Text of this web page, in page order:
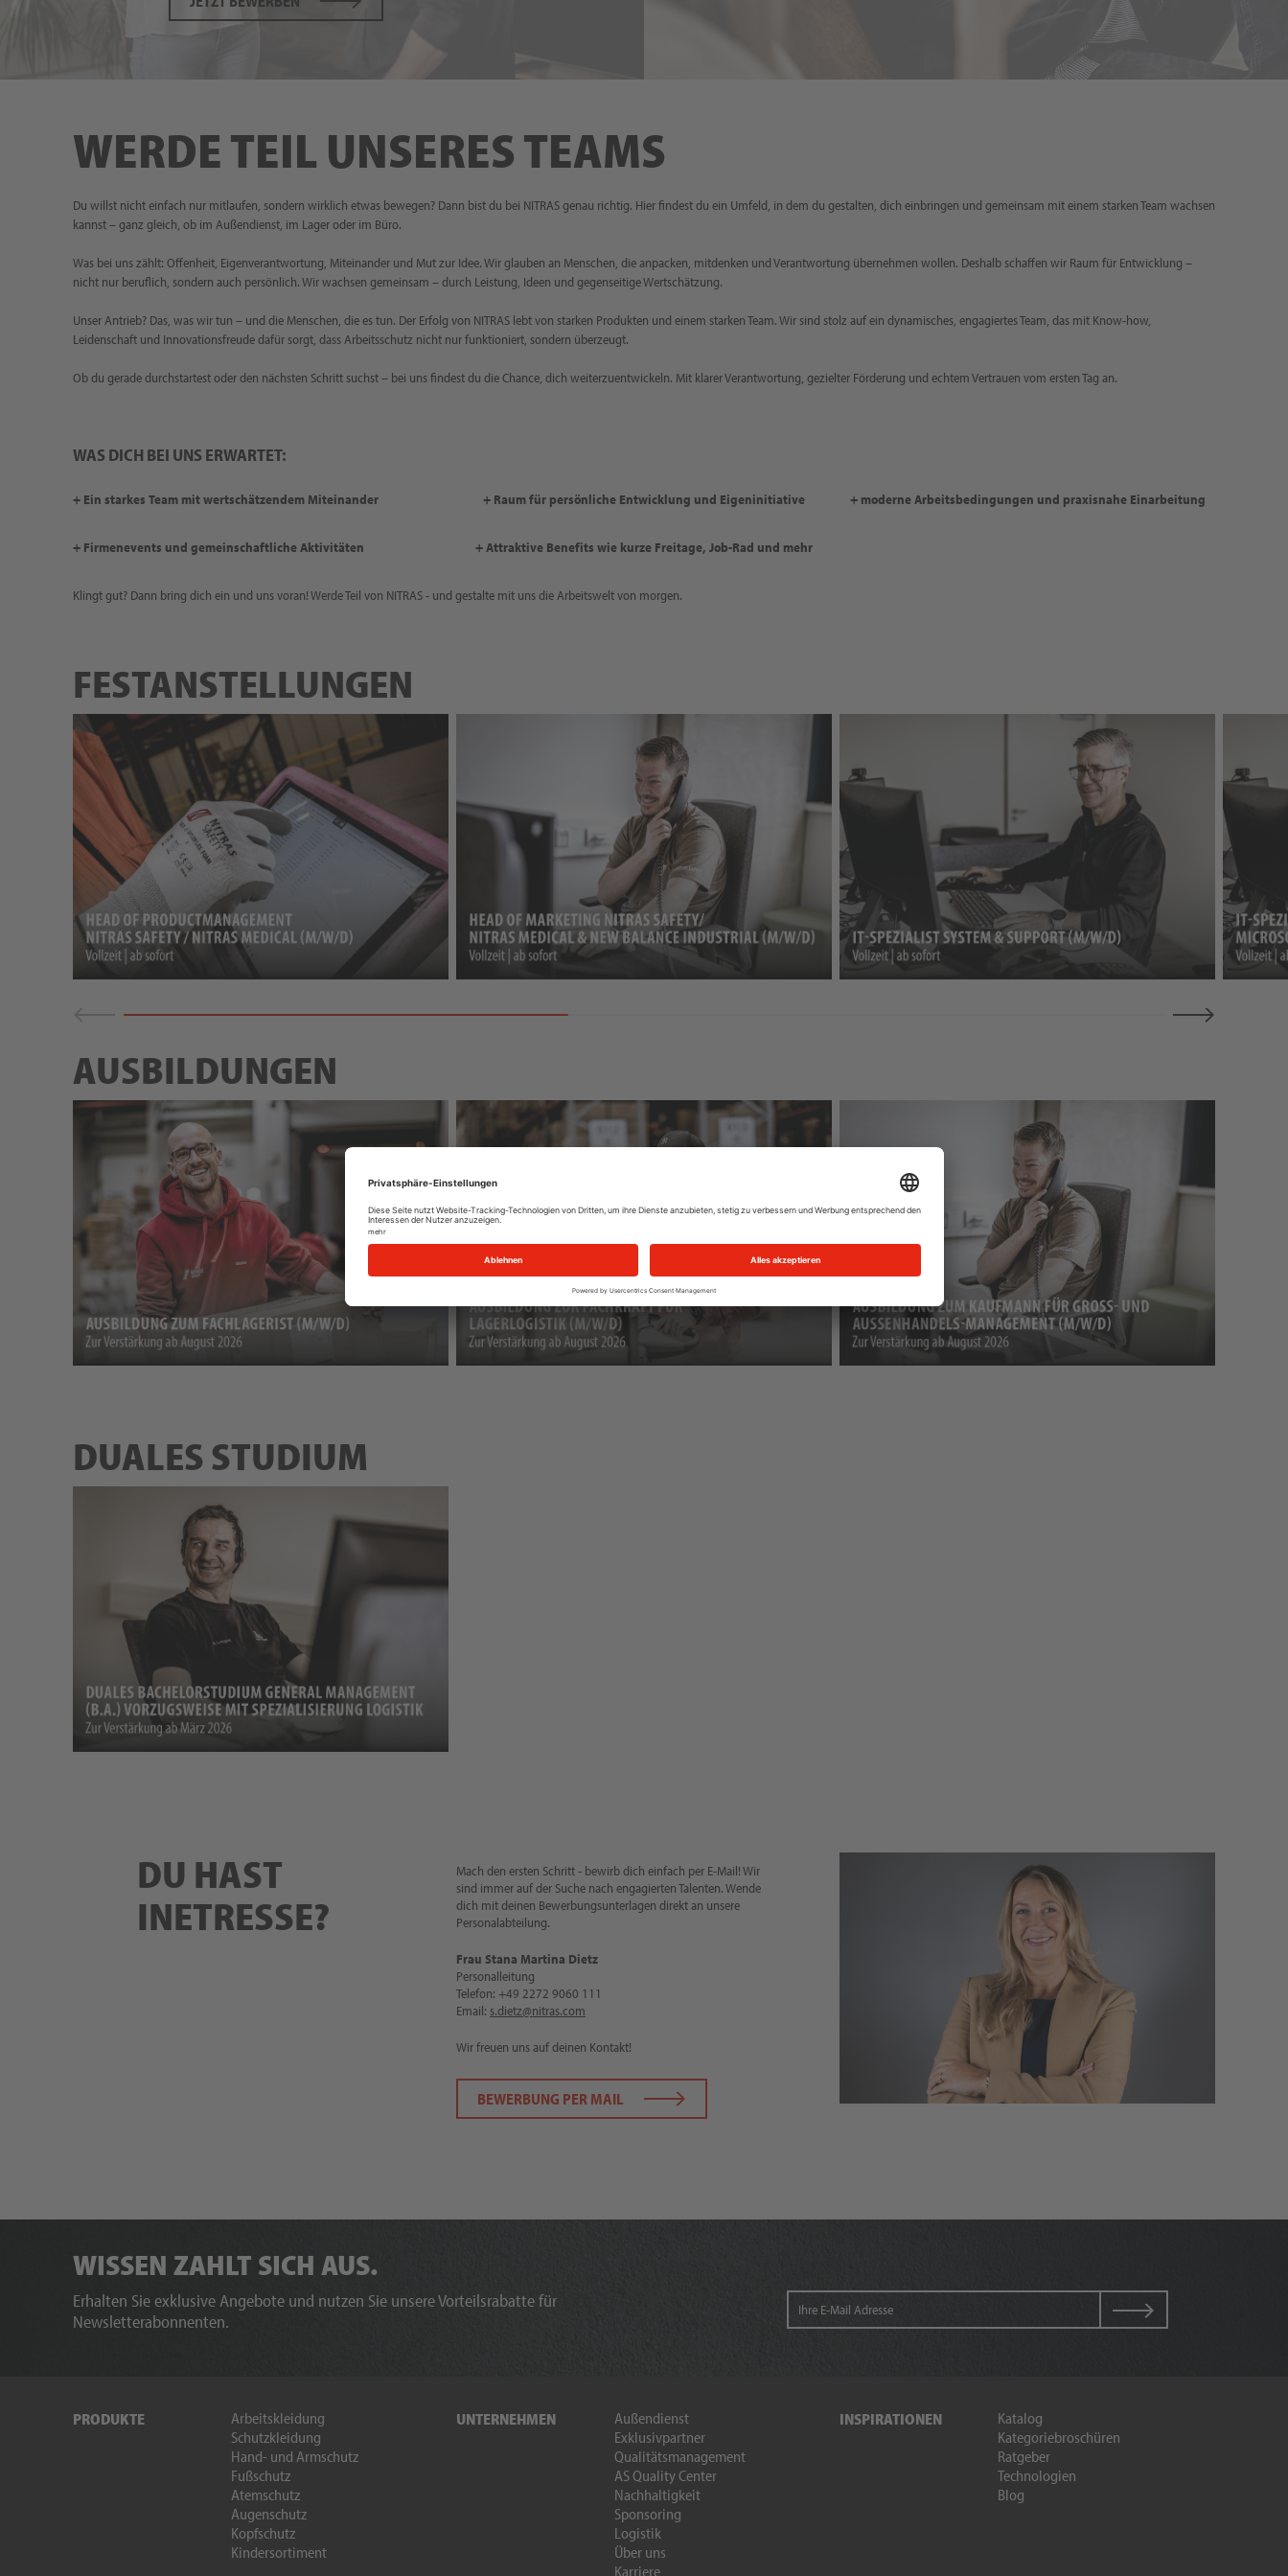
WERDE TEIL UNSERES TEAMS
Du willst nicht einfach nur mitlaufen, sondern wirklich etwas bewegen? Dann bist du bei NITRAS genau richtig. Hier findest du ein Umfeld, in dem du gestalten, dich einbringen und gemeinsam mit einem starken Team wachsen
kannst – ganz gleich, ob im Außendienst, im Lager oder im Büro.
Was bei uns zählt: Offenheit, Eigenverantwortung, Miteinander und Mut zur Idee. Wir glauben an Menschen, die anpacken, mitdenken und Verantwortung übernehmen wollen. Deshalb schaffen wir Raum für Entwicklung –
nicht nur beruflich, sondern auch persönlich. Wir wachsen gemeinsam – durch Leistung, Ideen und gegenseitige Wertschätzung.
Unser Antrieb? Das, was wir tun – und die Menschen, die es tun. Der Erfolg von NITRAS lebt von starken Produkten und einem starken Team. Wir sind stolz auf ein dynamisches, engagiertes Team, das mit Know-how,
Leidenschaft und Innovationsfreude dafür sorgt, dass Arbeitsschutz nicht nur funktioniert, sondern überzeugt.
Ob du gerade durchstartest oder den nächsten Schritt suchst – bei uns findest du die Chance, dich weiterzuentwickeln. Mit klarer Verantwortung, gezielter Förderung und echtem Vertrauen vom ersten Tag an.
WAS DICH BEI UNS ERWARTET:
+ Ein starkes Team mit wertschätzendem Miteinander + Raum für persönliche Entwicklung und Eigeninitiative + moderne Arbeitsbedingungen und praxisnahe Einarbeitung
+ Firmenevents und gemeinschaftliche Aktivitäten + Attraktive Benefits wie kurze Freitage, Job-Rad und mehr
Klingt gut? Dann bring dich ein und uns voran! Werde Teil von NITRAS - und gestalte mit uns die Arbeitswelt von morgen.
FESTANSTELLUNGEN
AUSBILDUNGEN
DUALES STUDIUM
DU HAST
INETRESSE?
Mach den ersten Schritt - bewirb dich einfach per E-Mail! Wir
sind immer auf der Suche nach engagierten Talenten. Wende
dich mit deinen Bewerbungsunterlagen direkt an unsere
Personalabteilung.
Frau Stana Martina Dietz
Personalleitung
Telefon: +49 2272 9060 111
Email: s.dietz@nitras.com
Wir freuen uns auf deinen Kontakt!
BEWERBUNG PER MAIL
WISSEN ZAHLT SICH AUS.
Erhalten Sie exklusive Angebote und nutzen Sie unsere Vorteilsrabatte für
Newsletterabonnenten.
PRODUKTE
Arbeitskleidung
Schutzkleidung
Hand- und Armschutz
Fußschutz
Atemschutz
Augenschutz
Kopfschutz
Kindersortiment
UNTERNEHMEN
Außendienst
Exklusivpartner
Qualitätsmanagement
AS Quality Center
Nachhaltigkeit
Sponsoring
Logistik
Über uns
Karriere
INSPIRATIONEN
Katalog
Kategoriebroschüren
Ratgeber
Technologien
Blog